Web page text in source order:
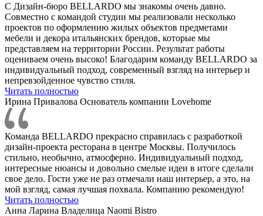
С Дизайн-бюро BELLARDO мы знакомы очень давно.
Совместно с командой студии мы реализовали несколько
проектов по оформлению жилых объектов предметами
мебели и декора итальянских брендов, которые мы
представляем на территории России. Результат работы
оцениваем очень высоко! Благодарим команду BELLARDO за
индивидуальный подход, современный взгляд на интерьер и
непревзойденное чувство стиля.
Читать полностью
Ирина Привалова Основатель компании Lovehome
Команда BELLARDO прекрасно справилась с разработкой
дизайн-проекта ресторана в центре Москвы. Получилось
стильно, необычно, атмосферно. Индивидуальный подход,
интересные нюансы и довольно смелые идеи в итоге сделали
свое дело. Гости уже не раз отмечали наш интерьер, а это, на
мой взгляд, самая лучшая похвала. Компанию рекомендую!
Читать полностью
Анна Ларина Владелица Naomi Bistro